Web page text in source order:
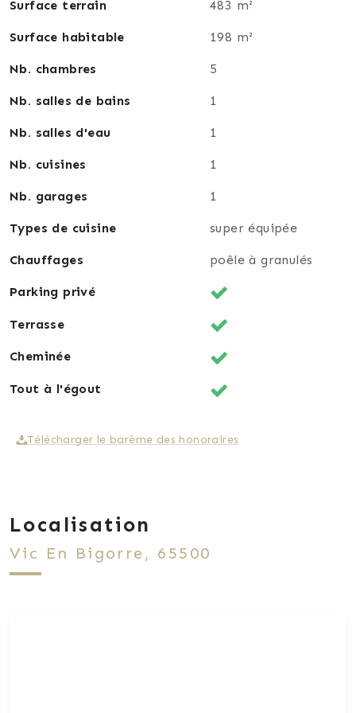
ressentir tout le potentiel de ce lieu où il fait bon
Surface terrain 483 m²
Surface habitable 198 m²
Nb. chambres 5
Nb. salles de bains 1
Nb. salles d'eau 1
Nb. cuisines 1
Nb. garages 1
Types de cuisine super équipée
Chauffages poêle à granulés
Parking privé
Terrasse
Cheminée
Tout à l'égout
Télécharger le barème des honoraires
Localisation
Vic En Bigorre, 65500